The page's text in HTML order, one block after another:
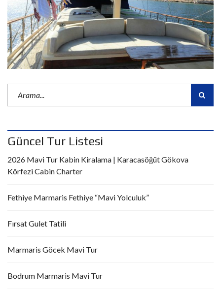
Güncel Tur Listesi
2026 Mavi Tur Kabin Kiralama | Karacasöğüt Gökova
Körfezi Cabin Charter
Fethiye Marmaris Fethiye “Mavi Yolculuk”
Fırsat Gulet Tatili
Marmaris Göcek Mavi Tur
Bodrum Marmaris Mavi Tur